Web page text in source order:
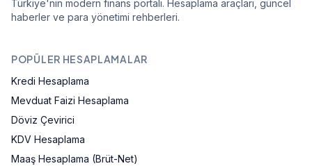
Türkiye'nin modern finans portalı. Hesaplama araçları, güncel
haberler ve para yönetimi rehberleri.
POPÜLER HESAPLAMALAR
Kredi Hesaplama
Mevduat Faizi Hesaplama
Döviz Çevirici
KDV Hesaplama
Maaş Hesaplama (Brüt-Net)